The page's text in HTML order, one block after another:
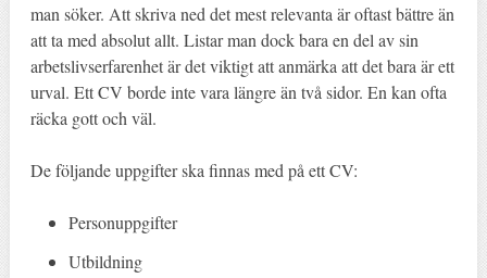
man söker. Att skriva ned det mest relevanta är oftast bättre än
att ta med absolut allt. Listar man dock bara en del av sin
arbetslivserfarenhet är det viktigt att anmärka att det bara är ett
urval. Ett CV borde inte vara längre än två sidor. En kan ofta
räcka gott och väl.
De följande uppgifter ska finnas med på ett CV:
Personuppgifter
Utbildning